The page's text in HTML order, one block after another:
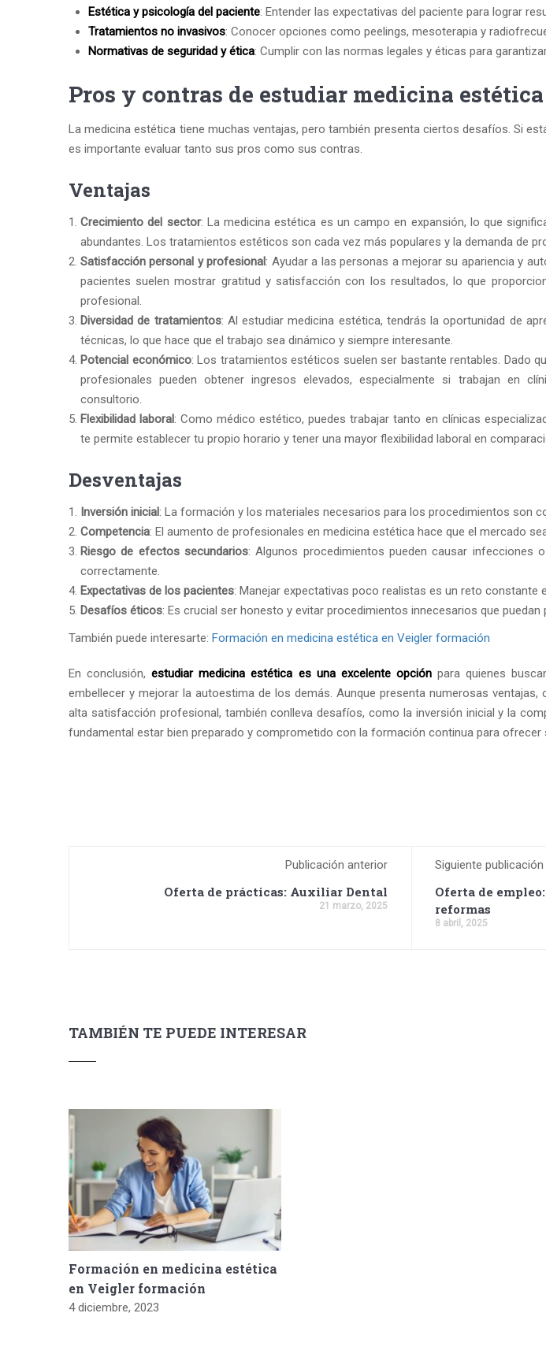
Estética y psicología del paciente: Entender las expectativas del paciente para lograr
Tratamientos no invasivos: Conocer opciones como peelings, mesoterapia y
Normativas de seguridad y ética: Cumplir con las normas legales y éticas para
Pros y contras de estudiar medicina estética
La medicina estética tiene muchas ventajas, pero también presenta ciertos desafíos. Si
es importante evaluar tanto sus pros como sus contras.
Ventajas
Crecimiento del sector: La medicina estética es un campo en expansión, lo que
abundantes. Los tratamientos estéticos son cada vez más populares y la demanda de
Satisfacción personal y profesional: Ayudar a las personas a mejorar su apariencia y
pacientes suelen mostrar gratitud y satisfacción con los resultados, lo que
profesional.
Diversidad de tratamientos: Al estudiar medicina estética, tendrás la oportunidad de
técnicas, lo que hace que el trabajo sea dinámico y siempre interesante.
Potencial económico: Los tratamientos estéticos suelen ser bastante rentables. Dado
profesionales pueden obtener ingresos elevados, especialmente si trabajan en
consultorio.
Flexibilidad laboral: Como médico estético, puedes trabajar tanto en clínicas
te permite establecer tu propio horario y tener una mayor flexibilidad laboral en
Desventajas
Inversión inicial: La formación y los materiales necesarios para los procedimientos son
Competencia: El aumento de profesionales en medicina estética hace que el mercado
Riesgo de efectos secundarios: Algunos procedimientos pueden causar infecciones
correctamente.
Expectativas de los pacientes: Manejar expectativas poco realistas es un reto constante
Desafíos éticos: Es crucial ser honesto y evitar procedimientos innecesarios que puedan
También puede interesarte: Formación en medicina estética en Veigler formación
En conclusión,estudiar medicina estética es una excelente opciónpara quienes
embellecer y mejorar la autoestima de los demás. Aunque presenta numerosas
alta satisfacción profesional, también conlleva desafíos, como la inversión inicial y la
fundamental estar bien preparado y comprometido con la formación continua para ofrecer
Publicación anterior
Oferta de prácticas: Auxiliar Dental
21 marzo, 2025
Siguiente publicación
Oferta de
reformas
8 abril, 2025
TAMBIÉN TE PUEDE INTERESAR
Formación en medicina estética
en Veigler formación
4 diciembre, 2023